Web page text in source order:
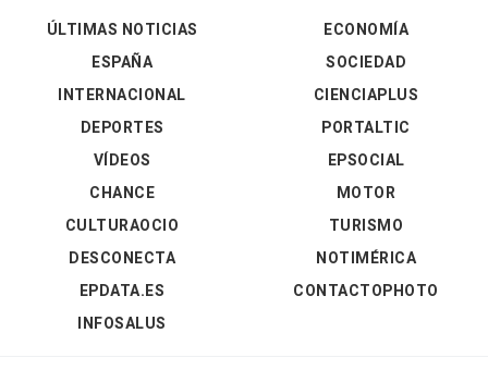
ÚLTIMAS NOTICIAS
ESPAÑA
INTERNACIONAL
DEPORTES
VÍDEOS
ECONOMÍA
SOCIEDAD
CIENCIAPLUS
PORTALTIC
EPSOCIAL
CHANCE
CULTURAOCIO
DESCONECTA
EPDATA.ES
INFOSALUS
MOTOR
TURISMO
NOTIMÉRICA
CONTACTOPHOTO